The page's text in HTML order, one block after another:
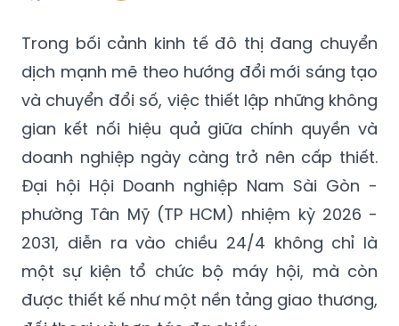
Trong bối cảnh kinh tế đô thị đang chuyển
dịch mạnh mẽ theo hướng đổi mới sáng tạo
và chuyển đổi số, việc thiết lập những không
gian kết nối hiệu quả giữa chính quyền và
doanh nghiệp ngày càng trở nên cấp thiết.
Đại hội Hội Doanh nghiệp Nam Sài Gòn -
phường Tân Mỹ (TP HCM) nhiệm kỳ 2026 -
2031, diễn ra vào chiều 24/4 không chỉ là
một sự kiện tổ chức bộ máy hội, mà còn
được thiết kế như một nền tảng giao thương,